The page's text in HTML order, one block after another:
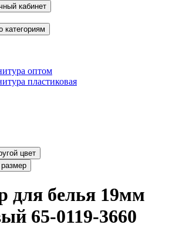
кабинет
категориям
оптом
пластиковая
Выбрать другой цвет
для белья 19мм
65-0119-3660